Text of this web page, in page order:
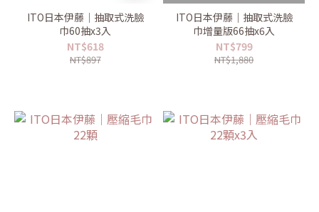
ITO日本伊藤｜抽取式洗臉
巾60抽x3入
NT$618
NT$897
ITO日本伊藤｜抽取式洗臉
巾增量版66抽x6入
NT$799
NT$1,880